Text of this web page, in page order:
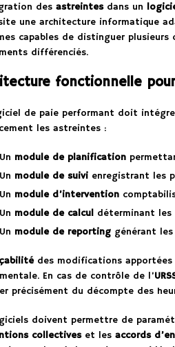
des astreintesdans un
une architecture informatique
capables de distinguer
différenciés.
fonctionnelle
de paie performant doit
les astreintes :
Un module de planification
Un module de suivienregistrant les
Un module d’intervention
Un module de calculdéterminant les
Un module de reportinggénérant les
des modifications apportées
En cas de contrôle de l’
précisément du décompte des
doivent permettre de
collectiveset les accords